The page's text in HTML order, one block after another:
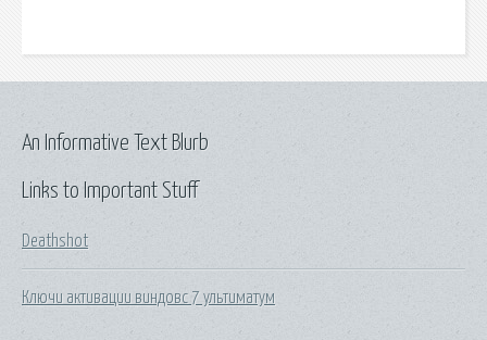
Links to Important Stuff
Deathshot
Ключи активации виндовс 7 ультиматум
An Informative Text Blurb